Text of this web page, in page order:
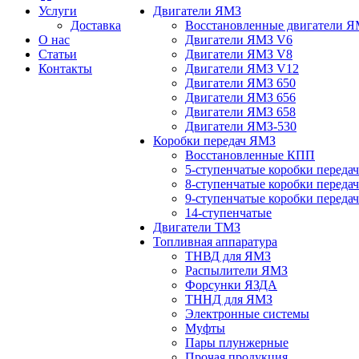
Услуги
Доставка
О нас
Статьи
Контакты
Двигатели ЯМЗ
Восстановленные двигатели
Двигатели ЯМЗ V6
Двигатели ЯМЗ V8
Двигатели ЯМЗ V12
Двигатели ЯМЗ 650
Двигатели ЯМЗ 656
Двигатели ЯМЗ 658
Двигатели ЯМЗ-530
Коробки передач ЯМЗ
Восстановленные КПП
5-ступенчатые коробки
8-ступенчатые коробки
9-ступенчатые коробки
14-ступенчатые
Двигатели ТМЗ
Топливная аппаратура
ТНВД для ЯМЗ
Распылители ЯМЗ
Форсунки ЯЗДА
ТННД для ЯМЗ
Электронные системы
Муфты
Пары плунжерные